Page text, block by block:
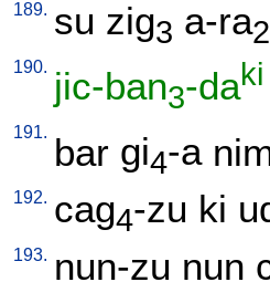
189. su zig3 a-ra2
190. jic-ban3-daki
191. bar gi4-a
192. cag4-zu ki
193. nun-zu nun